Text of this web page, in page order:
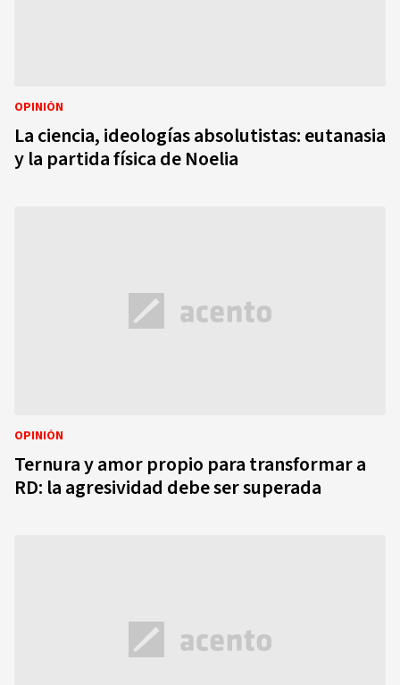
OPINIÓN
La ciencia, ideologías absolutistas: eutanasia
y la partida física de Noelia
OPINIÓN
Ternura y amor propio para transformar a
RD: la agresividad debe ser superada